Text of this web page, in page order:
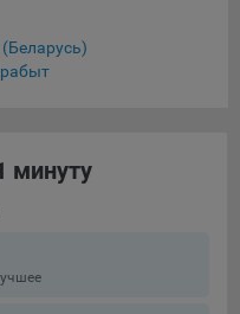
Inc. Адрес: Google,
Amphitheatre Pkwy,
минуту